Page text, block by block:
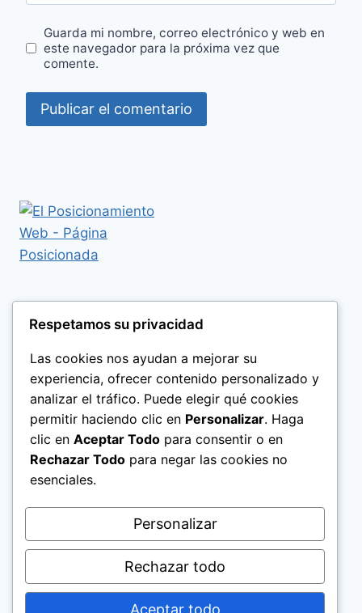
Guarda mi nombre, correo electrónico y web en
este navegador para la próxima vez que
comente.
Respetamos su privacidad
Las cookies nos ayudan a mejorar su
experiencia, ofrecer contenido personalizado y
analizar el tráfico. Puede elegir qué cookies
permitir haciendo clic en Personalizar. Haga
clic en Aceptar Todo para consentir o en
Rechazar Todo para negar las cookies no
esenciales.
Personalizar
Rechazar todo
Aceptar todo